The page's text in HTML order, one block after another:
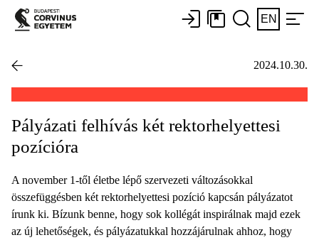
EN
2024.10.30.
Pályázati felhívás két rektorhelyettesi
pozícióra
A november 1-től életbe lépő szervezeti változásokkal
összefüggésben két rektorhelyettesi pozíció kapcsán pályázatot
írunk ki. Bízunk benne, hogy sok kollégát inspirálnak majd ezek
az új lehetőségek, és pályázatukkal hozzájárulnak ahhoz, hogy